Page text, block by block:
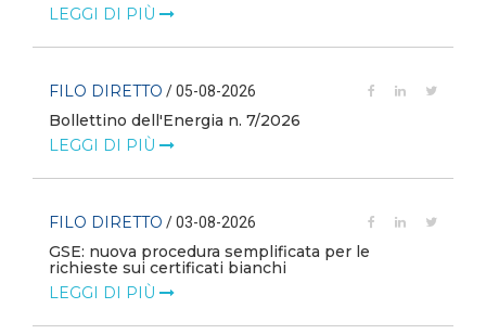
LEGGI DI PIÙ
FILO DIRETTO / 05-08-2026
Bollettino dell'Energia n. 7/2026
LEGGI DI PIÙ
FILO DIRETTO / 03-08-2026
GSE: nuova procedura semplificata per le
richieste sui certificati bianchi
LEGGI DI PIÙ